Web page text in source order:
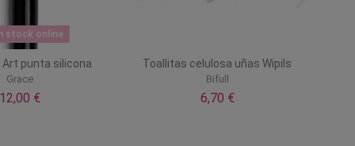
stock online
Art punta silicona
Grace
12,00 €
Toallitas celulosa uñas Wipils
Bifull
6,70 €